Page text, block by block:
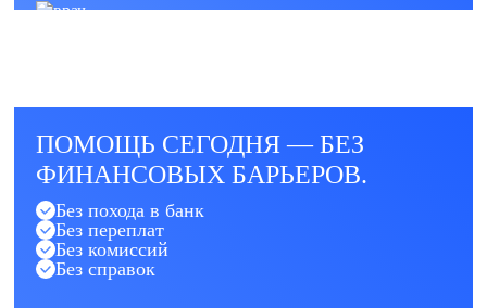
ПОМОЩЬ СЕГОДНЯ — БЕЗ
ФИНАНСОВЫХ БАРЬЕРОВ.
Без похода в банк
Без переплат
Без комиссий
Без справок